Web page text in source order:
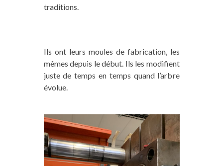
traditions.
Ils ont leurs moules de fabrication, les
mêmes depuis le début. Ils les modifient
juste de temps en temps quand l’arbre
évolue.